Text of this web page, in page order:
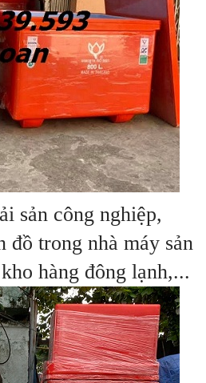
sản công nghiệp,
đồ trong nhà máy sản
hàng đông lạnh,...